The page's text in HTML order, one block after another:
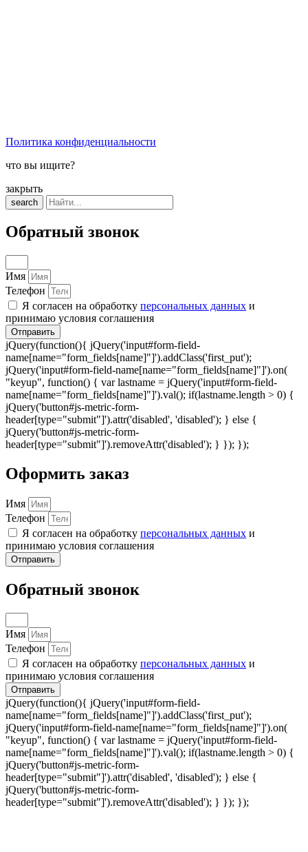
Политика конфиденциальности
что вы ищите?
закрыть
search
Обратный звонок
Имя
Телефон
Я согласен на обработку персональных данных и
принимаю условия соглашения
Отправить
jQuery(function(){ jQuery('input#form-field-
name[name="form_fields[name]"]').addClass('first_put');
jQuery('input#form-field-name[name="form_fields[name]"]').on(
"keyup", function() { var lastname = jQuery('input#form-field-
name[name="form_fields[name]"]').val(); if(lastname.length > 0) {
jQuery('button#js-metric-form-
header[type="submit"]').attr('disabled', 'disabled'); } else {
jQuery('button#js-metric-form-
header[type="submit"]').removeAttr('disabled'); } }); });
Оформить заказ
Имя
Телефон
Я согласен на обработку персональных данных и
принимаю условия соглашения
Отправить
Обратный звонок
Имя
Телефон
Я согласен на обработку персональных данных и
принимаю условия соглашения
Отправить
jQuery(function(){ jQuery('input#form-field-
name[name="form_fields[name]"]').addClass('first_put');
jQuery('input#form-field-name[name="form_fields[name]"]').on(
"keyup", function() { var lastname = jQuery('input#form-field-
name[name="form_fields[name]"]').val(); if(lastname.length > 0) {
jQuery('button#js-metric-form-
header[type="submit"]').attr('disabled', 'disabled'); } else {
jQuery('button#js-metric-form-
header[type="submit"]').removeAttr('disabled'); } }); });